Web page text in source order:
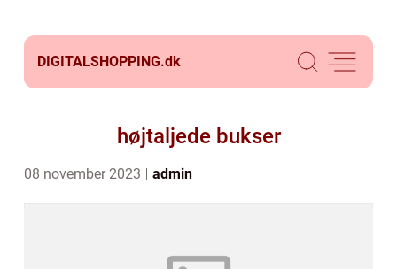
DIGITALSHOPPING.dk
højtaljede bukser
08 november 2023 admin